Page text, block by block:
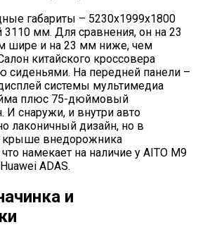
габариты – 5230х1999х1800
3110 мм. Для сравнения, он на 23
шире и на 23 мм ниже, чем
китайского кроссовера
сиденьями. На передней панели –
системы мультимедиа
плюс 75-дюймовый
И снаружи, и внутри авто
лаконичный дизайн, но в
крыше внедорожника
что намекает на наличие у AITO M9
ADAS.
и